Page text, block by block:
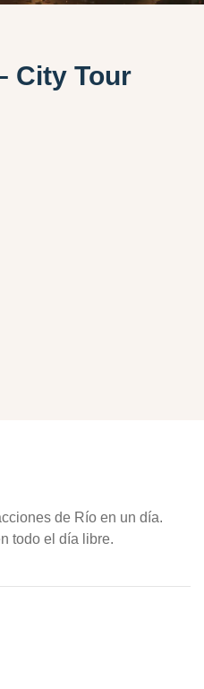
City Tour
de Río en un día.
todo el día libre.